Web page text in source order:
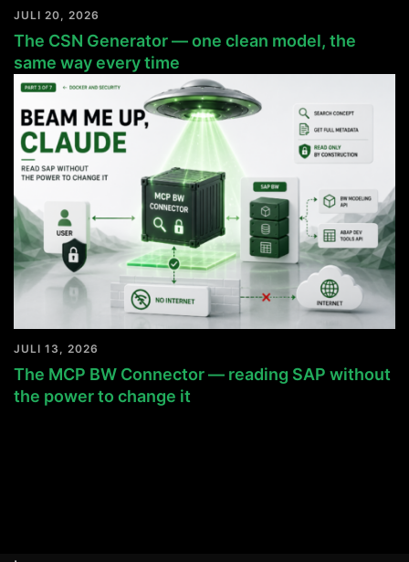
JULI 20, 2026
The CSN Generator — one clean model, the
same way every time
JULI 13, 2026
The MCP BW Connector — reading SAP without
the power to change it